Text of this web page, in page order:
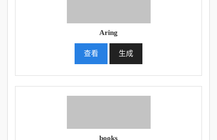
Aring
查看 生成
books